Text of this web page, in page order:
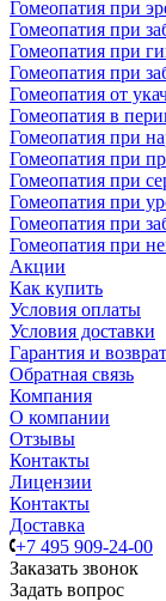
Гомеопатия при
Гомеопатия при
Гомеопатия при
Гомеопатия при
Гомеопатия от
Гомеопатия в
Гомеопатия при
Гомеопатия при
Гомеопатия при
Гомеопатия при
Гомеопатия при
Гомеопатия при
Акции
Как купить
Условия оплаты
Условия доставки
Гарантия и возврат
Обратная связь
Компания
О компании
Отзывы
Контакты
Лицензии
Контакты
Доставка
+7 495 909-24-00
Заказать звонок
Задать вопрос